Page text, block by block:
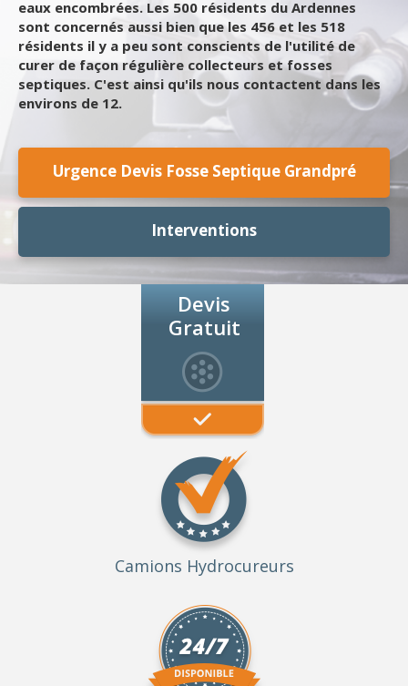
eaux encombrées. Les 500 résidents du Ardennes
sont concernés aussi bien que les 456 et les 518
résidents il y a peu sont conscients de l'utilité de
curer de façon régulière collecteurs et fosses
septiques. C'est ainsi qu'ils nous contactent dans les
environs de 12.
Urgence Devis Fosse Septique Grandpré
Interventions
Devis
Gratuit
Camions Hydrocureurs